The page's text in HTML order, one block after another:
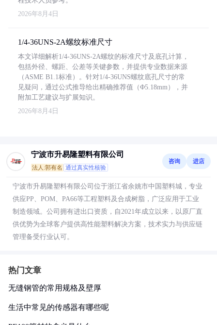
2026年8月4日
1/4-36UNS-2A螺纹标准尺寸
本文详细解析1/4-36UNS-2A螺纹的标准尺寸及底孔计算，
包括外径、螺距、公差等关键参数，并提供专业数据来源
（ASME B1.1标准）。针对1/4-36UNS螺纹底孔尺寸的常
见疑问，通过公式推导给出精确推荐值（Φ5.18mm），并
附加工艺建议与扩展知识。
2026年8月4日
宁波市升易隆塑料有限公司
法人:郭有名 通过真实性核验
咨询 进店
宁波市升易隆塑料有限公司位于浙江省余姚市中国塑料城，专业
供应PP、POM、PA66等工程塑料及合成树脂，广泛应用于工业
制造领域。公司拥有进出口资质，自2021年成立以来，以原厂直
供优势为全球客户提供高性能塑料解决方案，技术实力与供应链
管理备受行业认可。
热门文章
无缝钢管的常用规格及壁厚
生活中常见的传感器有哪些呢